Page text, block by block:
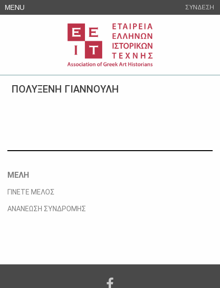
Skip
to
MENU ΣΥΝΔΕΣΗ
ΠΟΛΥΞΕΝΗ ΓΙΑΝΝΟΥΛΗ
ΜΕΛΗ
ΓΙΝΕΤΕ ΜΕΛΟΣ
ΑΝΑΝΕΩΣΗ ΣΥΝΔΡΟΜΗΣ